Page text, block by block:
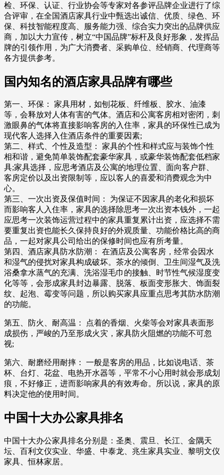
检、环保、认证、行业协会等专家对各参评品牌企业进行了综
合评审，在全国酒店家具行业中甄选出诚信、优质、绿色、环
保、科技智能程度高、服务能力强、综合实力突出的品牌供应
商，加以大力宣传，树立“中国品牌”标杆及良好形象，发挥品
牌的引领作用，为广大消费者、采购单位、经销商、代理商等
各方提供参考。
国内知名的酒店家具品牌有哪些
第一、环保： 家具用材，如刨花板、纤维板、胶水、油漆
等，会释放对人体有害的气体。酒店和公寓客房相对密闭，刺
激眼鼻的气体将直接影响客房的入住率，家具的环保性已成为
现代客人选择入住酒店条件的重要因素;
第二、样式、个性及造型： 家具的个性和样式应与装饰个性
相和谐，避免简单装饰配套豪华家具，或豪华装饰配套低档家
具;家具选择，应思考酒店及公寓的地理位置、面向客户群、
客房定价以及出资限制等，应以客人的喜爱和消费观念为中
心。
第三、一次出资及保值时间： 为保证不因家具的老化和损坏
而影响客人入住率，家具的选择除思考一次出资本钱外，一起
应思考一次装饰运营过程中的家具重复累计出资，应选择不需
要重复出资也能长久保持良好的外观质量、功能价格比高的商
品，一起对家具公司给出的保修时间也应有所考量。
第四、酒店家具防水防潮： 在酒店及公寓客房，经常会因水
和湿气的侵扰对家具构成破坏。茶水的倾倒、卫生间湿气及洗
浴桑拿水蒸气的充满、洗浴湿毛巾的接触、时节性气候湿度变
化等等，会形成家具封边暴露、脱落、板面变形胀大、饰面裂
纹、起泡、霉变等问题，所以购买家具应重点思考其防水防潮
的功能。
第五、防火、耐高温： 点着的香烟、火柴等会对家具表面形
成损伤，严峻的乃至形成火灾，家具防火阻燃的功能不可忽
视;
第六、耐磨经用耐摔： 一般是客房的用品，比如说电话、茶
杯、台灯、花盆、电热开水器等，平常不小心用时就会形成划
痕，不好修正，进而影响家具的有效寿命。所以说，家具的原
料决定他的使用时间。
中国十大办公家具排名
中国十大办公家具排名分别是：圣奥、震旦、长江、金隅天
坛、百利文仪实业、华盛、中泰龙、兆生家具实业、黎明文仪
家具、恒林家居。